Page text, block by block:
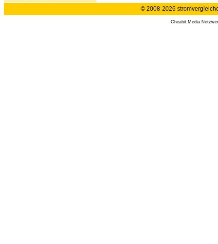
© 2008-2026
Cheabit Media